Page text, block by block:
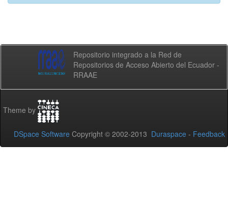
Repositorio integrado a la Red de
Repositorios de Acceso Abierto del Ecuador -
RRAAE
Theme by
DSpace Software Copyright © 2002-2013 Duraspace - Feedback